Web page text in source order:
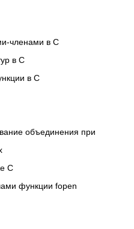
членами в C
в C
в C
объединения при
C
функции fopen